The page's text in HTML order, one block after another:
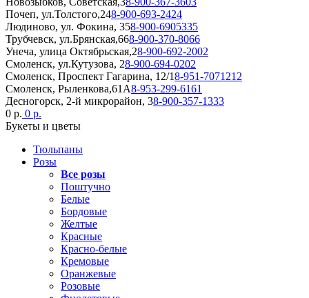
Почеп, ул.Толстого,248-900-693-2424
Людиново, ул. Фокина, 358-900-6905335
Трубчевск, ул.Брянская,668-900-370-8066
Унеча, улица Октябрьская,28-900-692-2002
Смоленск, ул.Кутузова, 28-900-694-0202
Смоленск, Проспект Гагарина, 12/18-951-7071212
Смоленск, Рыленкова,61А8-953-299-6161
Десногорск, 2-й микрорайон, 38-900-357-1333
0 р. 0 р.
Букеты и цветы
Тюльпаны
Розы
Все розы
Поштучно
Белые
Бордовые
Желтые
Красные
Красно-белые
Кремовые
Оранжевые
Розовые